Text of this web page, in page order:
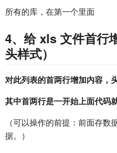
所有的库，在第一个里面
4、给 xls 文件首行
头样式）
对此列表的首两行增加内容，
其中首两行是一开始上面代码
（可以操作的前提：前面存
据。）